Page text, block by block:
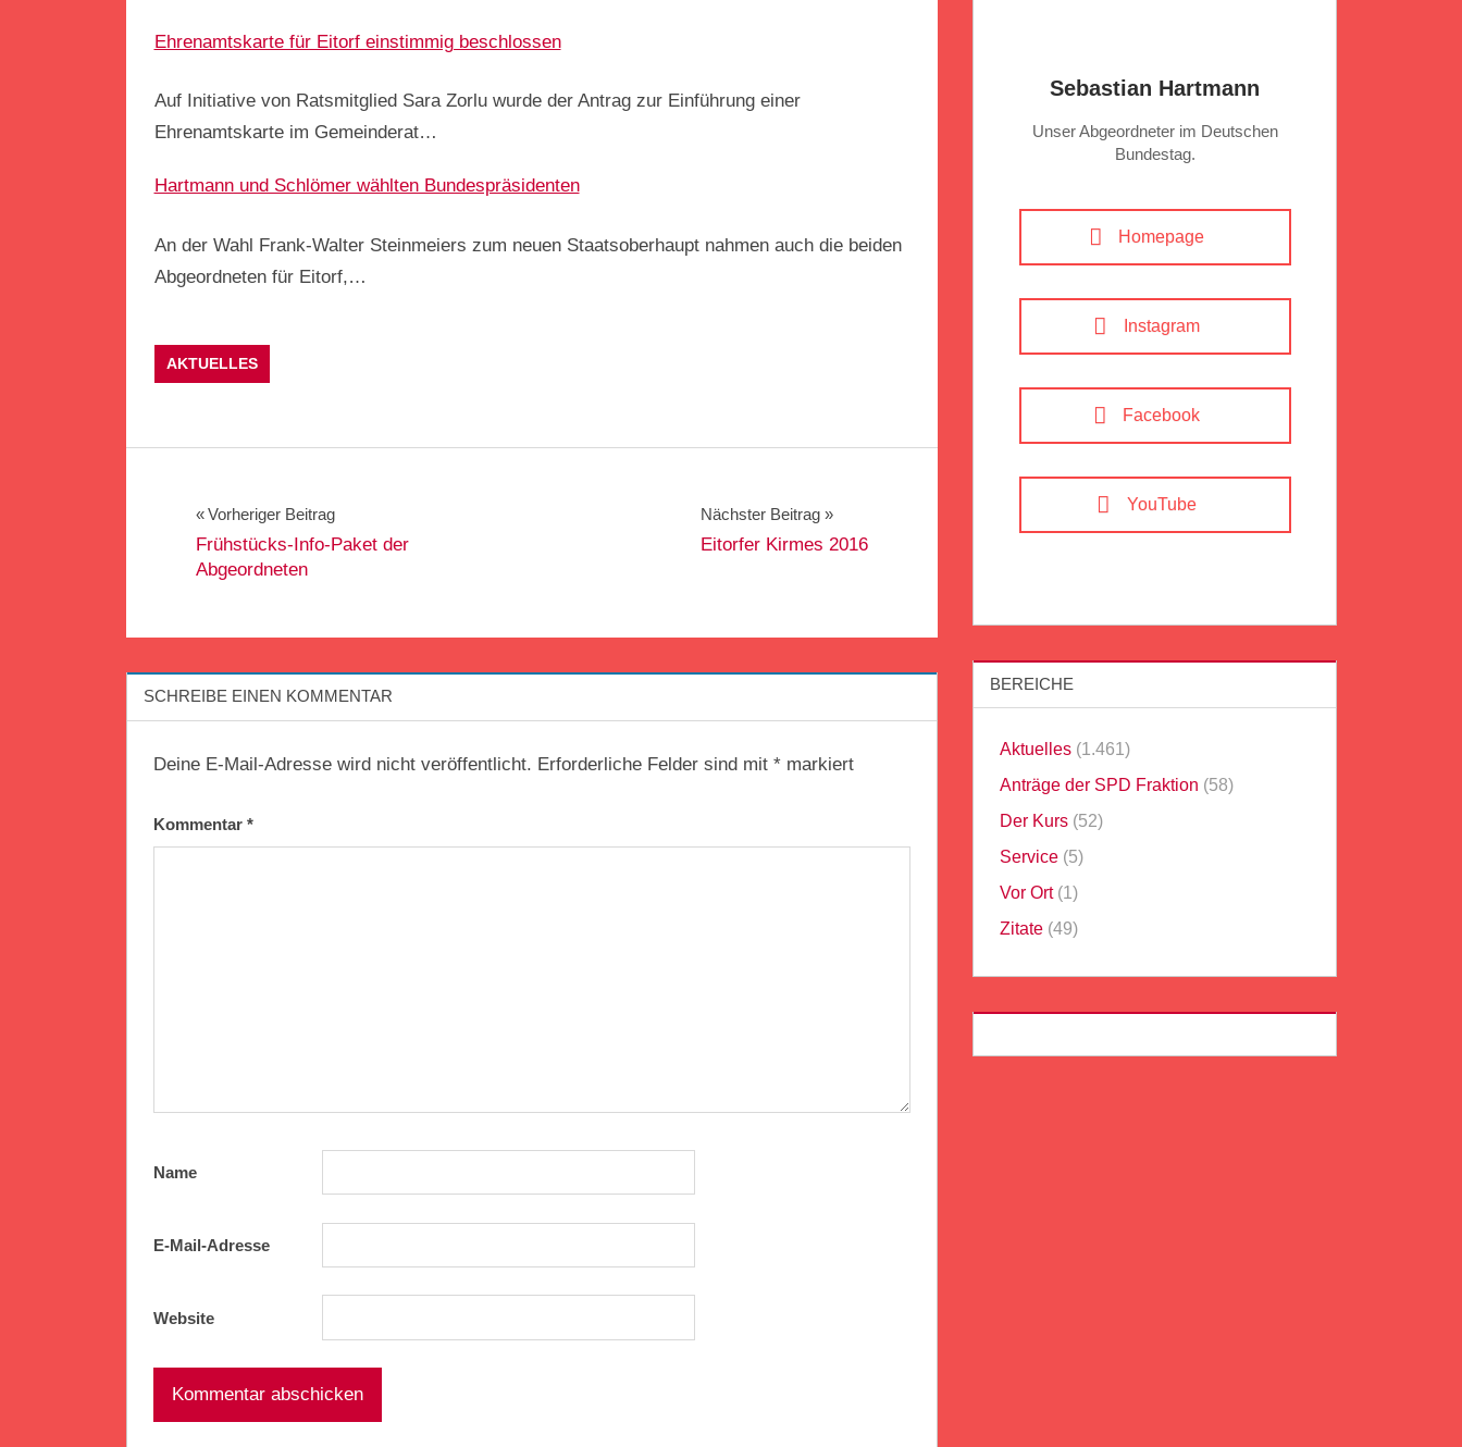
Ehrenamtskarte für Eitorf einstimmig beschlossen
Auf Initiative von Ratsmitglied Sara Zorlu wurde der Antrag zur Einführung einer
Ehrenamtskarte im Gemeinderat…
Hartmann und Schlömer wählten Bundespräsidenten
An der Wahl Frank-Walter Steinmeiers zum neuen Staatsoberhaupt nahmen auch die beiden
Abgeordneten für Eitorf,…
AKTUELLES
Beitragsnavigation
Vorheriger Beitrag
Frühstücks-Info-Paket der
Abgeordneten
Nächster Beitrag
Eitorfer Kirmes 2016
SCHREIBE EINEN KOMMENTAR
Deine E-Mail-Adresse wird nicht veröffentlicht. Erforderliche Felder sind mit * markiert
Kommentar *
Name
E-Mail-Adresse
Website
Sebastian Hartmann
Unser Abgeordneter im Deutschen
Bundestag.
Homepage
Instagram
Facebook
YouTube
BEREICHE
Aktuelles (1.461)
Anträge der SPD Fraktion (58)
Der Kurs (52)
Service (5)
Vor Ort(1)
Zitate (49)